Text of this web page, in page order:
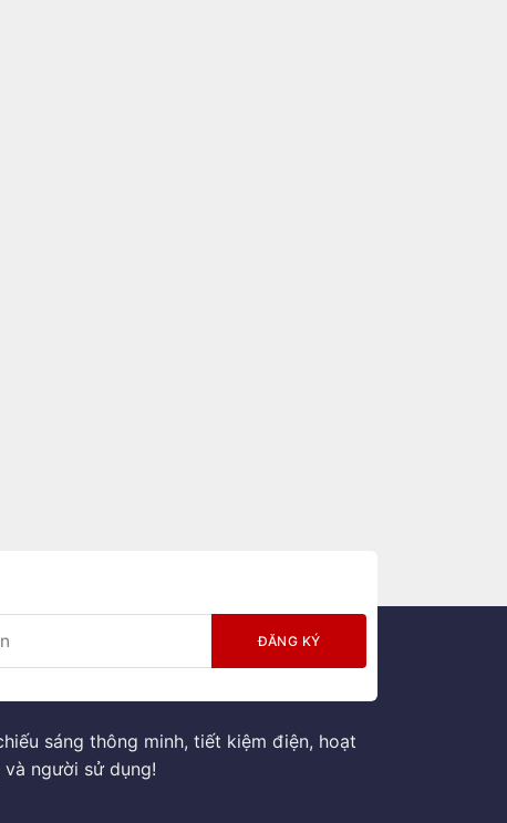
sáng thông minh, tiết kiệm điện, hoạt
người sử dụng!